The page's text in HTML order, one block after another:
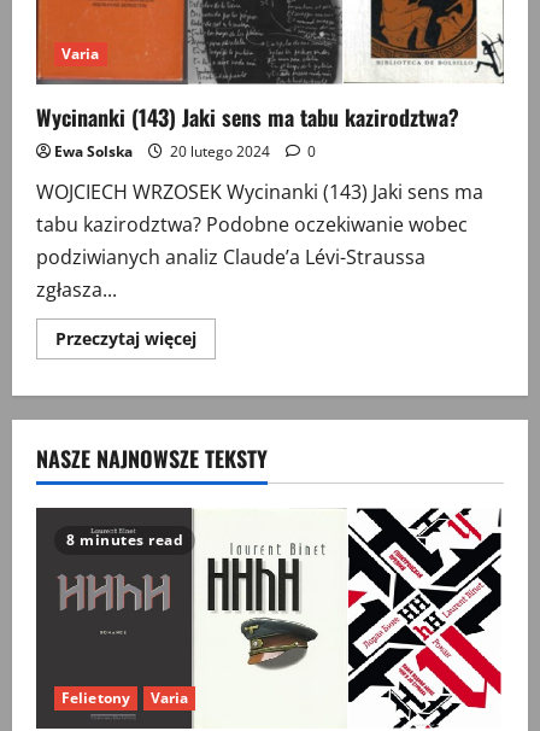
Varia
Wycinanki (143) Jaki sens ma tabu kazirodztwa?
Ewa Solska 20 lutego 2024 0
WOJCIECH WRZOSEK Wycinanki (143) Jaki sens ma
tabu kazirodztwa? Podobne oczekiwanie wobec
podziwianych analiz Claude’a Lévi-Straussa
zgłasza...
Przeczytaj więcejPrzeczytaj
więcej
Jaki
ma
tabu
kazirodztwa?
NASZE NAJNOWSZE TEKSTY
8 minutes read
Felietony Varia